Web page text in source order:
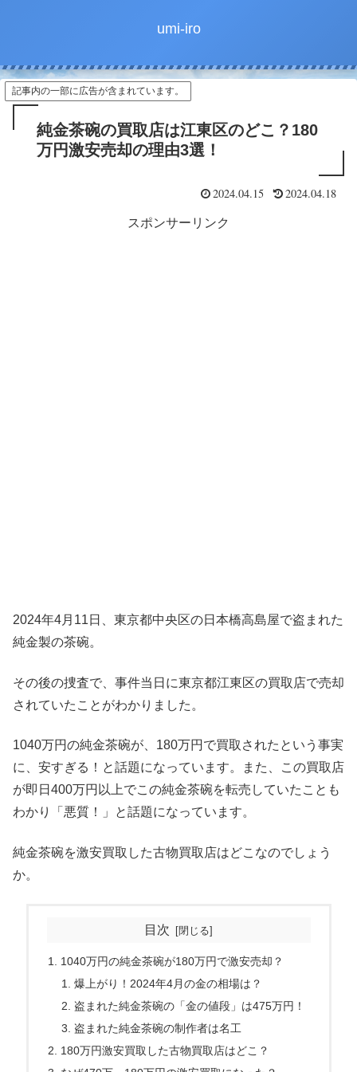
umi-iro
記事内の一部に広告が含まれています。
純金茶碗の買取店は江東区のどこ？180
万円激安売却の理由3選！
2024.04.15 2024.04.18
スポンサーリンク
2024年4月11日、東京都中央区の日本橋高島屋で盗まれた
純金製の茶碗。
その後の捜査で、事件当日に東京都江東区の買取店で売却
されていたことがわかりました。
1040万円の純金茶碗が、180万円で買取されたという事実
に、安すぎる！と話題になっています。また、この買取店
が即日400万円以上でこの純金茶碗を転売していたことも
わかり「悪質！」と話題になっています。
純金茶碗を激安買取した古物買取店はどこなのでしょう
か。
目次
1040万円の純金茶碗が180万円で激安売却？
爆上がり！2024年4月の金の相場は？
盗まれた純金茶碗の「金の値段」は475万円！
盗まれた純金茶碗の制作者は名工
180万円激安買取した古物買取店はどこ？